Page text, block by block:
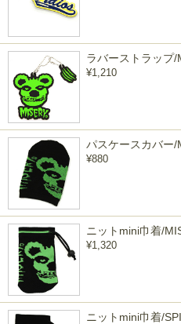
ラバーストラップ/
¥1,210
パスケースカバー/
¥880
ニットmini巾着/
¥1,320
ニットmini巾着/